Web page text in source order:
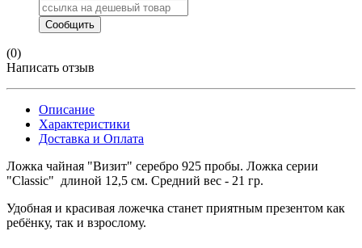
(0)
Написать отзыв
Описание
Характеристики
Доставка и Оплата
Ложка чайная "Визит" серебро 925 пробы. Ложка серии
"Classic" длиной 12,5 см. Средний вес - 21 гр.
Удобная и красивая ложечка станет приятным презентом как
ребёнку, так и взрослому.